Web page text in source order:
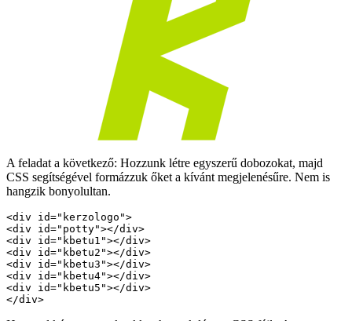
A feladat a következő: Hozzunk létre egyszerű dobozokat, majd
CSS segítségével formázzuk őket a kívánt megjelenésűre. Nem is
hangzik bonyolultan.
<div id="kerzologo">
<div id="potty"></div>
<div id="kbetu1"></div>
<div id="kbetu2"></div>
<div id="kbetu3"></div>
<div id="kbetu4"></div>
<div id="kbetu5"></div>